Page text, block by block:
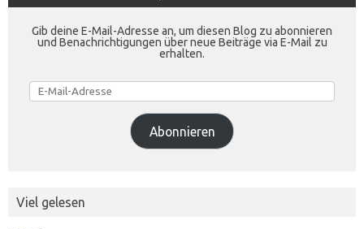
Gib deine E-Mail-Adresse an, um diesen Blog zu abonnieren
und Benachrichtigungen über neue Beiträge via E-Mail zu
erhalten.
E-
Mail-
Adresse
Abonnieren
Viel gelesen